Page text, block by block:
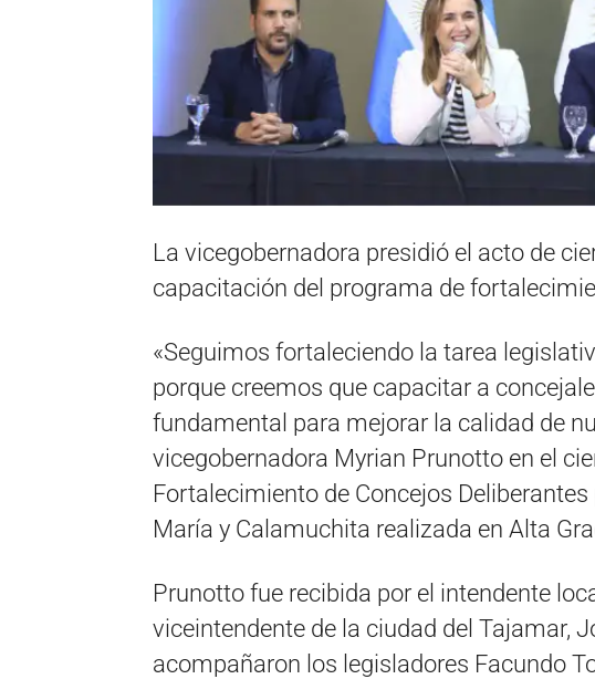
La vicegobernadora presidió el acto de
capacitación del programa de
«Seguimos fortaleciendo la tarea
porque creemos que capacitar a
fundamental para mejorar la calidad de
vicegobernadora Myrian Prunotto en el
Fortalecimiento de Concejos
María y Calamuchita realizada en Alta
Prunotto fue recibida por el intendente
viceintendente de la ciudad del Tajamar,
acompañaron los legisladores Facundo